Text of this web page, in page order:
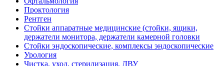
Проктология
Рентген
Стойки аппаратные медицинские (стойки, ящики,
держатели монитора, держатели камерной головки
Стойки эндоскопические, комплексы эндоскопические
Урология
Чистка, уход, стерилизация, ДВУ